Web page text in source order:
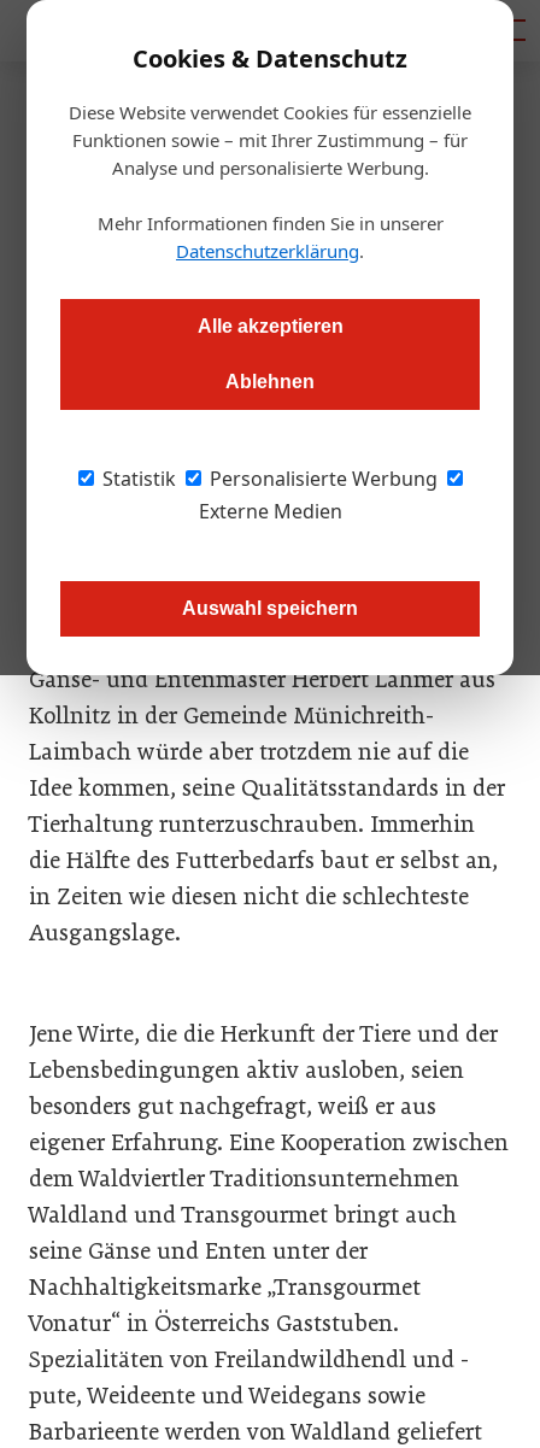
Cookies & Datenschutz
Diese Website verwendet Cookies für essenzielle
Funktionen sowie – mit Ihrer Zustimmung – für
Analyse und personalisierte Werbung.
Mehr Informationen finden Sie in unserer
Datenschutzerklärung.
Alle akzeptieren
Ablehnen
Statistik
Personalisierte Werbung
Externe Medien
Auswahl speichern
Startseite Handel
Martinigans
Herr Lahmers G’spür für
Wassergeflügel
Teuerung hin, Krise her: Die Martinigans ist ein Fixpunkt im
Waldland und Transgourmet bringt auch heuer ein
nachhaltiges Geflügelangebot in herbstliche Gaststuben
Mais, Soja, Erbsen & Co machen in der
Geflügelmast den Bärenanteil an Kosten aus.
Gänse- und Entenmäster Herbert Lahmer aus
Kollnitz in der Gemeinde Münichreith-
Laimbach würde aber trotzdem nie auf die
Idee kommen, seine Qualitätsstandards in der
Tierhaltung runterzuschrauben. Immerhin
die Hälfte des Futterbedarfs baut er selbst an,
in Zeiten wie diesen nicht die schlechteste
Ausgangslage.
Jene Wirte, die die Herkunft der Tiere und der
Lebensbedingungen aktiv ausloben, seien
besonders gut nachgefragt, weiß er aus
eigener Erfahrung. Eine Kooperation zwischen
dem Waldviertler Traditionsunternehmen
Waldland und Transgourmet bringt auch
seine Gänse und Enten unter der
Nachhaltigkeitsmarke „Transgourmet
Vonatur“ in Österreichs Gaststuben.
Spezialitäten von Freilandwildhendl und -
pute, Weideente und Weidegans sowie
Barbarieente werden von Waldland geliefert